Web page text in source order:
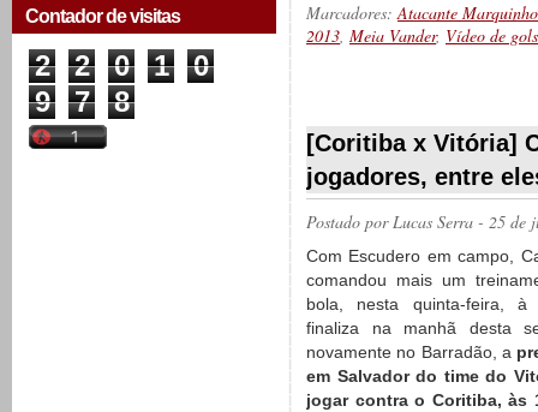
Contador de visitas
2 2 0 1
0
9
7 8
Marcadores:Atacante
2013, Meia Vander, Vídeo de gols
[Coritiba x Vitória]
jogadores, entre
Postado por Lucas Serra - 25 de
Com Escudero em campo,
comandou mais um
bola, nesta quinta-feira,
finaliza na manhã desta
novamente no Barradão, a
em Salvador do time do
jogar contra o Coritiba, às